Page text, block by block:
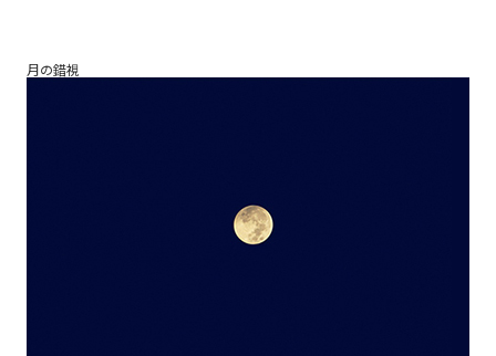
月の錯視